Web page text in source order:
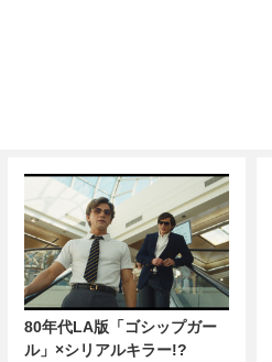
80年代LA版「ゴシップガー
ル」×シリアルキラー!?